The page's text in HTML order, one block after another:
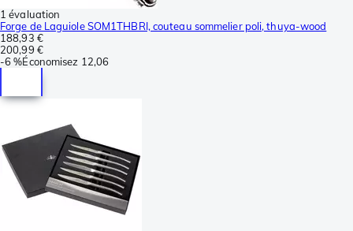
1 évaluation
Forge de Laguiole SOM1THBRI, couteau sommelier poli, thuya-wood
188,93 €
200,99 €
-6 %Économisez 12,06